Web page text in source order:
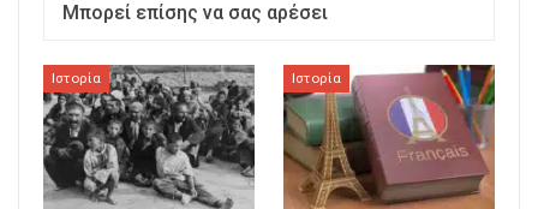
Μπορεί επίσης να σας αρέσει
Ιστορία Ιστορία